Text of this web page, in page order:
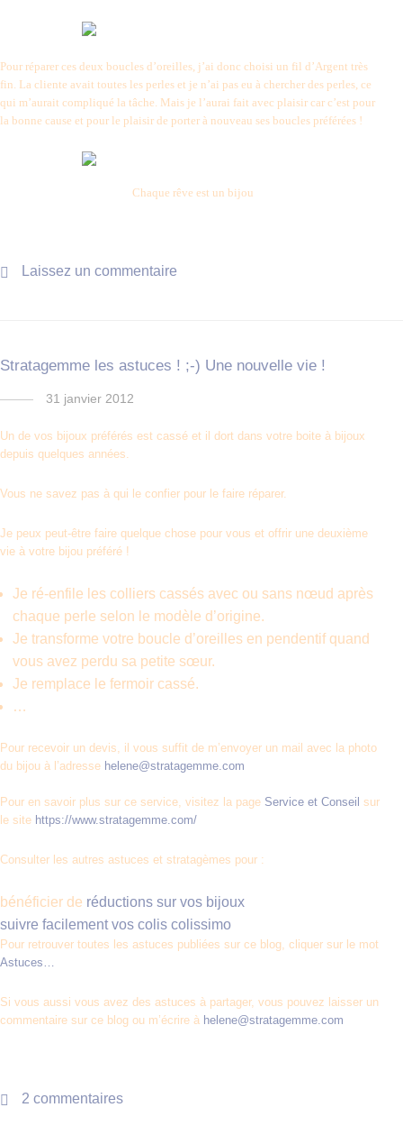
Pour réparer ces deux boucles d’oreilles, j’ai donc choisi un fil d’Argent très
fin. La cliente avait toutes les perles et je n’ai pas eu à chercher des perles, ce
qui m’aurait compliqué la tâche. Mais je l’aurai fait avec plaisir car c’est pour
la bonne cause et pour le plaisir de porter à nouveau ses boucles préférées !
Chaque rêve est un bijou
Laissez un commentaire
Stratagemme les astuces ! ;-) Une nouvelle vie !
31 janvier 2012
Un de vos bijoux préférés est cassé et il dort dans votre boite à bijoux
depuis quelques années.
Vous ne savez pas à qui le confier pour le faire réparer.
Je peux peut-être faire quelque chose pour vous et offrir une deuxième
vie à votre bijou préféré !
Je ré-enfile les colliers cassés avec ou sans nœud après
chaque perle selon le modèle d’origine.
Je transforme votre boucle d’oreilles en pendentif quand
vous avez perdu sa petite sœur.
Je remplace le fermoir cassé.
…
Pour recevoir un devis, il vous suffit de m’envoyer un mail avec la photo
du bijou à l’adresse helene@stratagemme.com
Pour en savoir plus sur ce service, visitez la page Service et Conseil sur
le site https://www.stratagemme.com/
Consulter les autres astuces et stratagèmes pour :
bénéficier de réductions sur vos bijoux
suivre facilement vos colis colissimo
Pour retrouver toutes les astuces publiées sur ce blog, cliquer sur le mot
Astuces…
Si vous aussi vous avez des astuces à partager, vous pouvez laisser un
commentaire sur ce blog ou m’écrire à helene@stratagemme.com
2 commentaires